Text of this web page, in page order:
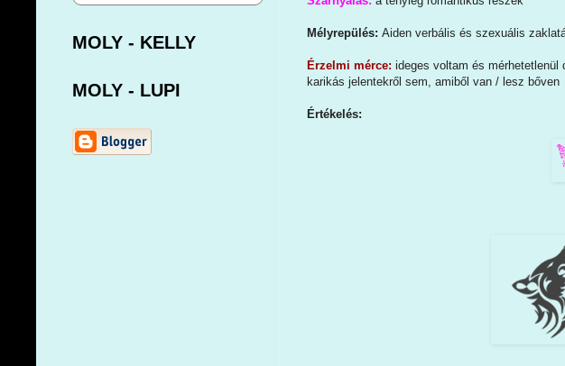
Mélyrepülés: Aiden verbális és szexuális
Érzelmi mérce: ideges voltam és
karikás jelentekről sem, amiből van / lesz bőven
Értékelés:
MOLY - KELLY
MOLY - LUPI